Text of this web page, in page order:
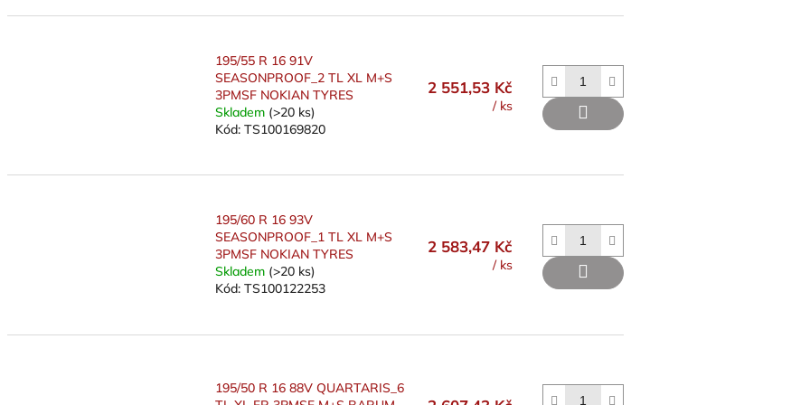
195/55 R 16 91V
SEASONPROOF_2 TL XL M+S
3PMSF NOKIAN TYRES
Skladem (>20 ks)
Kód: TS100169820
2 551,53 Kč
/ ks
195/60 R 16 93V
SEASONPROOF_1 TL XL M+S
3PMSF NOKIAN TYRES
Skladem (>20 ks)
Kód: TS100122253
2 583,47 Kč
/ ks
195/50 R 16 88V QUARTARIS_6